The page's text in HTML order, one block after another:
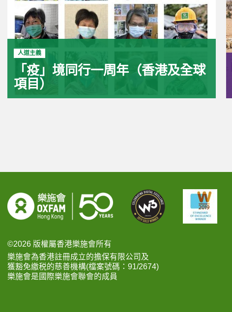
人道主義
「疫」境同行一周年（香港及全球
項目）
©2026 版權屬香港樂施會所有
樂施會為香港註冊成立的擔保有限公司及
獲豁免繳税的慈善機構(檔案號碼：91/2674)
樂施會是國際樂施會聯會的成員